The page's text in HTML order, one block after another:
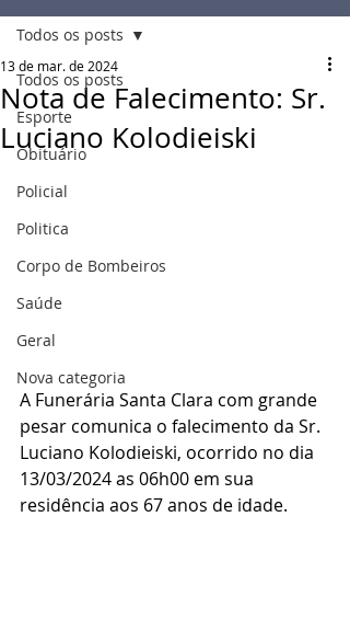
Todos os posts
Esporte
Obituário
Policial
Politica
Corpo de Bombeiros
Saúde
Geral
Nova categoria
Todos os posts
Nota de Falecimento: Sr.
Luciano Kolodieiski
13 de mar. de 2024
A Funerária Santa Clara com grande
pesar comunica o falecimento da Sr.
Luciano Kolodieiski, ocorrido no dia
13/03/2024 as 06h00 em sua
residência aos 67 anos de idade.